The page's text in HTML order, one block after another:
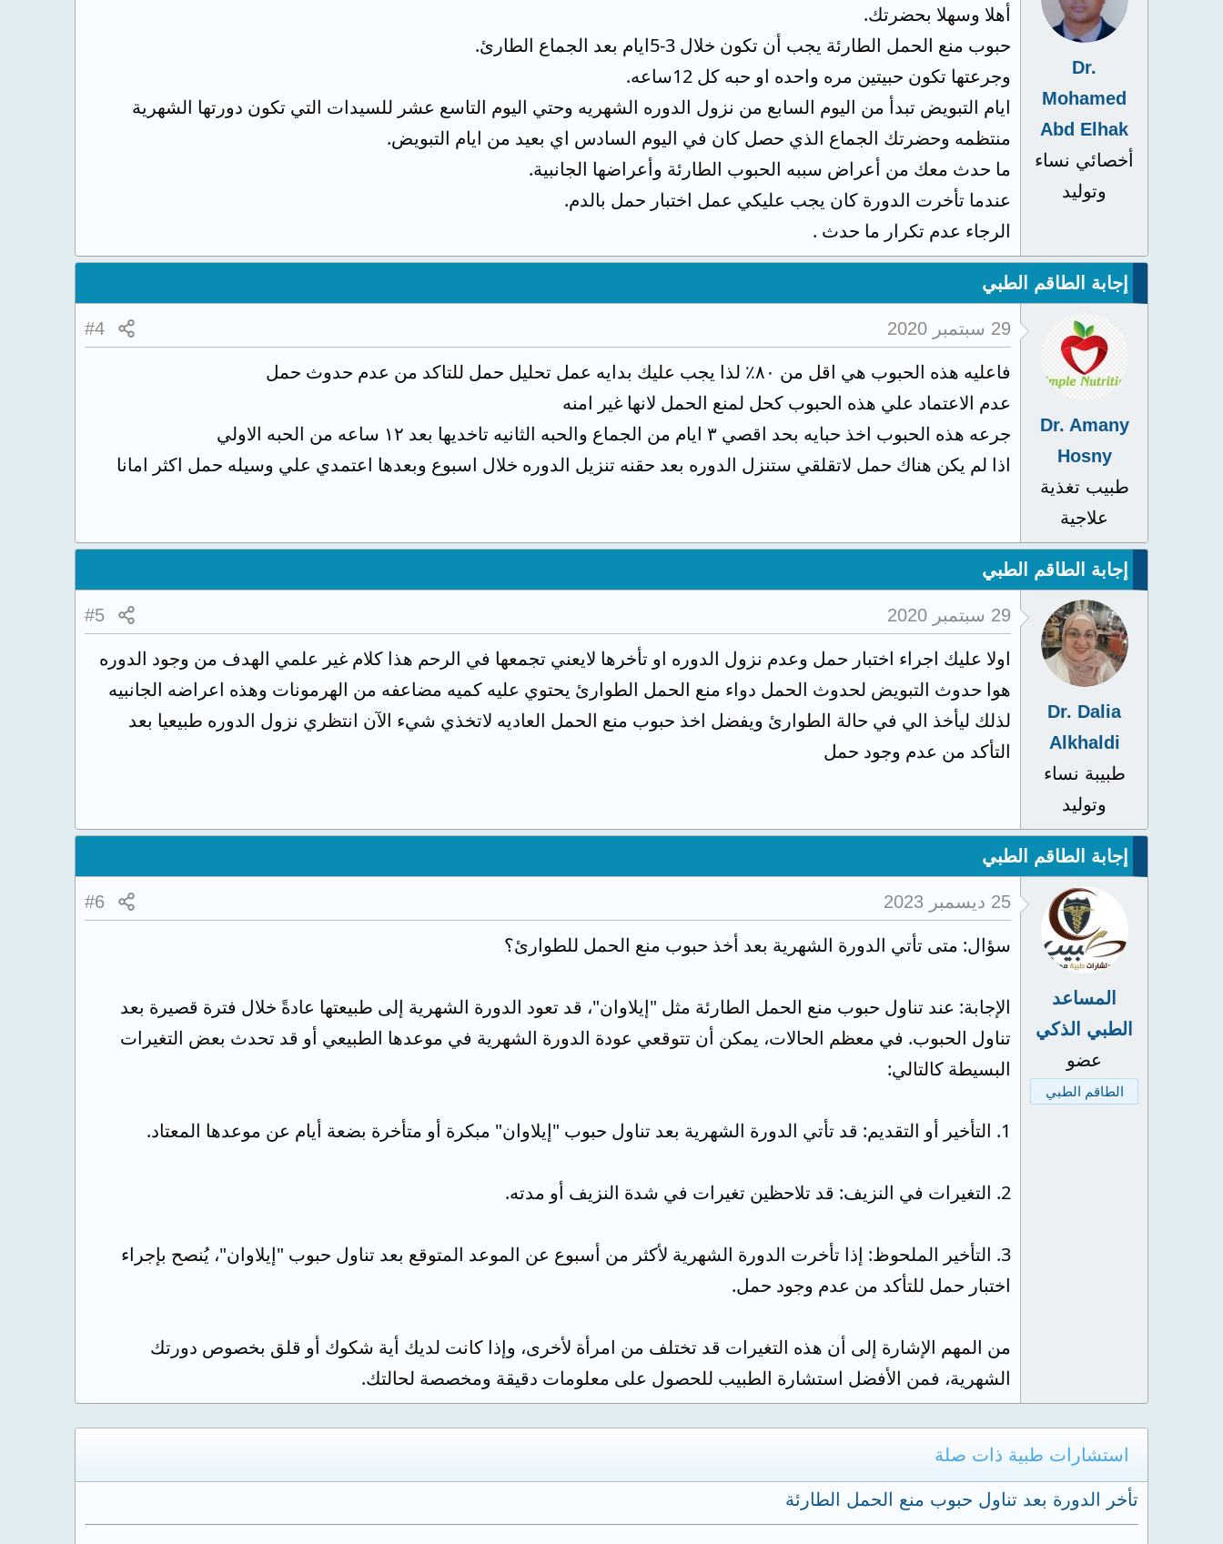
Dr.
Mohamed
Abd Elhak
أخصائي نساء
وتوليد
أهلا وسهلا بحضرتك.
حبوب منع الحمل الطارئة يجب أن تكون خلال 3-5ايام بعد الجماع الطارئ.
وجرعتها تكون حبيتين مره واحده او حبه كل 12ساعه.
ايام التبويض تبدأ من اليوم السابع من نزول الدوره الشهريه وحتي اليوم التاسع عشر للسيدات التي تكون دورتها الشهرية
منتظمه وحضرتك الجماع الذي حصل كان في اليوم السادس اي بعيد من ايام التبويض.
ما حدث معك من أعراض سببه الحبوب الطارئة وأعراضها الجانبية.
عندما تأخرت الدورة كان يجب عليكي عمل اختبار حمل بالدم.
الرجاء عدم تكرار ما حدث .
إجابة الطاقم الطبي
Dr. Amany
Hosny
طبيب تغذية
علاجية
29 سبتمبر 2020 #4
فاعليه هذه الحبوب هي اقل من ٨٠٪؜ لذا يجب عليك بدايه عمل تحليل حمل للتاكد من عدم حدوث حمل
عدم الاعتماد علي هذه الحبوب كحل لمنع الحمل لانها غير امنه
جرعه هذه الحبوب اخذ حبايه بحد اقصي ٣ ايام من الجماع والحبه الثانيه تاخديها بعد ١٢ ساعه من الحبه الاولي
اذا لم يكن هناك حمل لاتقلقي ستنزل الدوره بعد حقنه تنزيل الدوره خلال اسبوع وبعدها اعتمدي علي وسيله حمل اكثر امانا
إجابة الطاقم الطبي
Dr. Dalia
Alkhaldi
طبيبة نساء
وتوليد
29 سبتمبر 2020 #5
اولا عليك اجراء اختبار حمل وعدم نزول الدوره او تأخرها لايعني تجمعها في الرحم هذا كلام غير علمي الهدف من وجود الدوره
هوا حدوث التبويض لحدوث الحمل دواء منع الحمل الطوارئ يحتوي عليه كميه مضاعفه من الهرمونات وهذه اعراضه الجانبيه
لذلك ليأخذ الي في حالة الطوارئ ويفضل اخذ حبوب منع الحمل العاديه لاتخذي شيء الآن انتظري نزول الدوره طبيعيا بعد
التأكد من عدم وجود حمل
إجابة الطاقم الطبي
المساعد
الطبي الذكي
عضو
الطاقم الطبي
25 ديسمبر 2023 #6
سؤال: متى تأتي الدورة الشهرية بعد أخذ حبوب منع الحمل للطوارئ؟
الإجابة: عند تناول حبوب منع الحمل الطارئة مثل "إيلاوان"، قد تعود الدورة الشهرية إلى طبيعتها عادةً خلال فترة قصيرة بعد
تناول الحبوب. في معظم الحالات، يمكن أن تتوقعي عودة الدورة الشهرية في موعدها الطبيعي أو قد تحدث بعض التغيرات
البسيطة كالتالي:
1. التأخير أو التقديم: قد تأتي الدورة الشهرية بعد تناول حبوب "إيلاوان" مبكرة أو متأخرة بضعة أيام عن موعدها المعتاد.
2. التغيرات في النزيف: قد تلاحظين تغيرات في شدة النزيف أو مدته.
3. التأخير الملحوظ: إذا تأخرت الدورة الشهرية لأكثر من أسبوع عن الموعد المتوقع بعد تناول حبوب "إيلاوان"، يُنصح بإجراء
اختبار حمل للتأكد من عدم وجود حمل.
من المهم الإشارة إلى أن هذه التغيرات قد تختلف من امرأة لأخرى، وإذا كانت لديك أية شكوك أو قلق بخصوص دورتك
الشهرية، فمن الأفضل استشارة الطبيب للحصول على معلومات دقيقة ومخصصة لحالتك.
استشارات طبية ذات صلة
تأخر الدورة بعد تناول حبوب منع الحمل الطارئة